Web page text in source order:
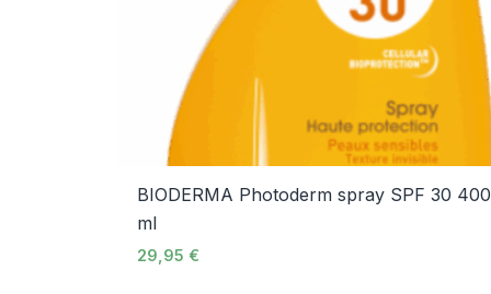
BIODERMA Photoderm spray SPF 30 400
ml
29,95 €